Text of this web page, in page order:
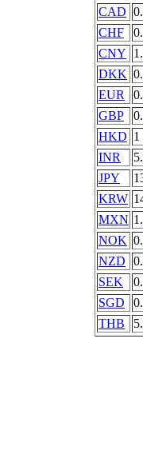
CAD
CHF
CNY
DKK
EUR
GBP
HKD 1
INR
JPY
KRW
MXN
NOK
NZD
SEK
SGD
THB